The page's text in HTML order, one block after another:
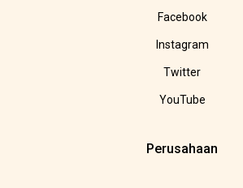
Facebook
Instagram
Twitter
YouTube
Perusahaan